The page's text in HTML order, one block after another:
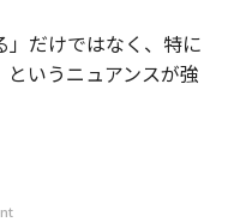
」だけではなく、特に
というニュアンスが強